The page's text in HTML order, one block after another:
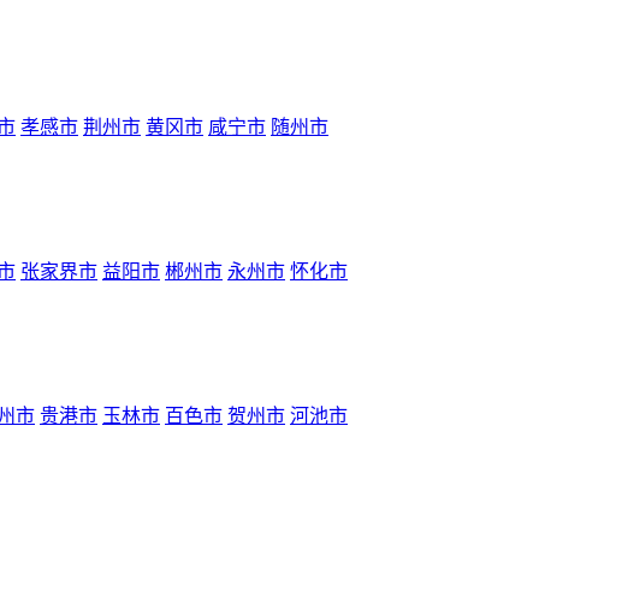
孝感市 荆州市 黄冈市 咸宁市 随州市
张家界市 益阳市 郴州市 永州市 怀化市
市 贵港市 玉林市 百色市 贺州市 河池市